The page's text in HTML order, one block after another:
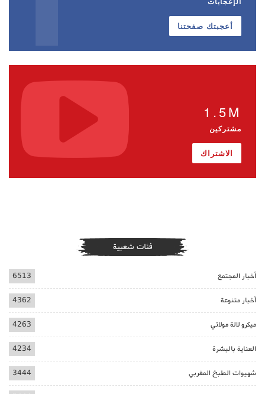
أعجبتك صفحتنا
1.5M
مشتركين
الاشتراك
فئات شعبية
أخبار المجتمع 6513
أخبار متنوعة 4362
ميكرو لالة مولاتي 4263
العناية بالبشرة 4234
شهيوات الطبخ المغربي 3444